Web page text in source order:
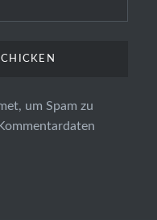
um Spam zu